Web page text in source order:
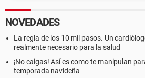
NOVEDADES
La regla de los 10 mil pasos. Un
realmente necesario para la salud
¡No caigas! Así es como te manipulan
temporada navideña